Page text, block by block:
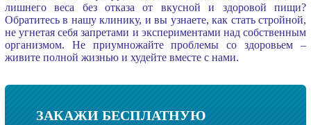
лишнего веса без отказа от вкусной и здоровой пищи?
Обратитесь в нашу клинику, и вы узнаете, как стать стройной,
не угнетая себя запретами и экспериментами над собственным
организмом. Не приумножайте проблемы со здоровьем –
живите полной жизнью и худейте вместе с нами.
ЗАКАЖИ БЕСПЛАТНУЮ